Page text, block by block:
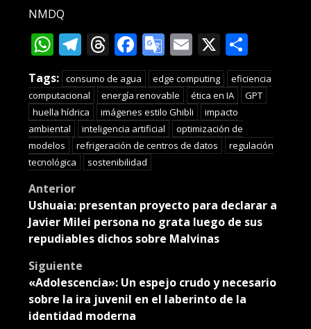
NMDQ
WhatsApp
Telegram
Threads
Facebook
Google
Translate
Email
X
Tags: consumo de agua edge computing
eficiencia
computacional
energía renovable ética en IA
GPT
huella hídrica
imágenes estilo Ghibli
impacto
ambiental
inteligencia artificial
optimización de
modelos
refrigeración de centros de datos
regulación
tecnológica
sostenibilidad
Post
navigation
Anterior
Ushuaia: presentan proyecto para declarar a
Javier Milei persona no grata luego de sus
repudiables dichos sobre Malvinas
Siguiente
«Adolescencia»: Un espejo crudo y necesario
sobre la ira juvenil en el laberinto de la
identidad moderna